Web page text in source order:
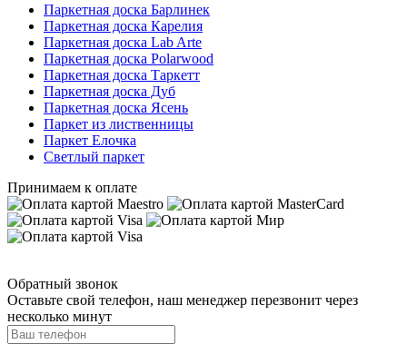
Паркетная доска Барлинек
Паркетная доска Карелия
Паркетная доска Lab Arte
Паркетная доска Polarwood
Паркетная доска Таркетт
Паркетная доска Дуб
Паркетная доска Ясень
Паркет из лиственницы
Паркет Елочка
Светлый паркет
Принимаем к оплате
Обратный звонок
Оставьте свой телефон, наш менеджер перезвонит через
несколько минут